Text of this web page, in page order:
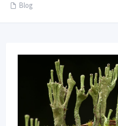
Blog